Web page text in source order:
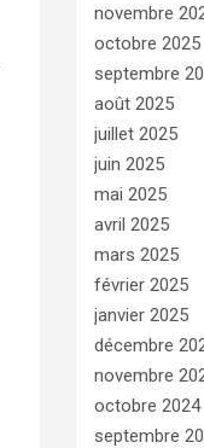
novembre
octobre 2025
septembre
août 2025
juillet 2025
juin 2025
mai 2025
avril 2025
mars 2025
février 2025
janvier 2025
décembre
novembre
octobre 2024
septembre